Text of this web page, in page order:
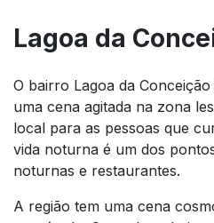
Lagoa da
O bairro Lagoa da
uma cena agitada na zona
local para as pessoas que
vida noturna é um dos
noturnas e restaurantes.
A região tem uma cena